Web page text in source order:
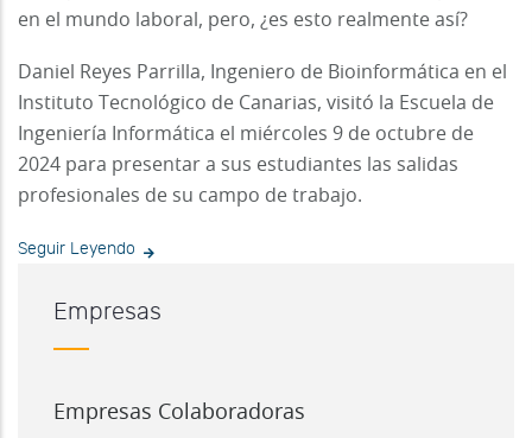
en el mundo laboral, pero, ¿es esto realmente así?
Daniel Reyes Parrilla, Ingeniero de Bioinformática en el
Instituto Tecnológico de Canarias, visitó la Escuela de
Ingeniería Informática el miércoles 9 de octubre de
2024 para presentar a sus estudiantes las salidas
profesionales de su campo de trabajo.
Seguir Leyendo
Empresas
Empresas Colaboradoras